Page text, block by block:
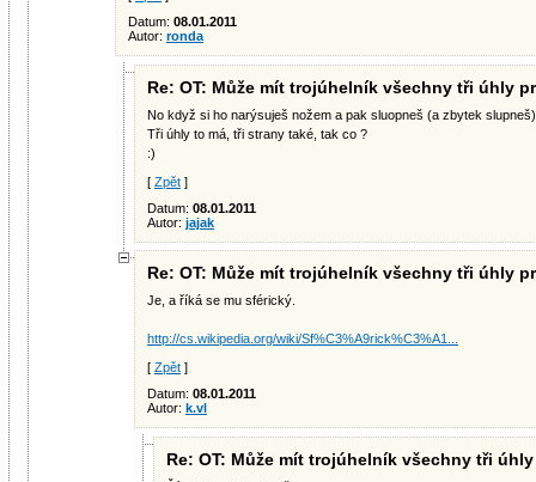
Datum: 08.01.2011
Autor: ronda
Re: OT: Může mít trojúhelník všechny tři úhly
No když si ho narýsuješ nožem a pak sluopneš (a zbytek
Tři úhly to má, tři strany také, tak co ?
:)
[ Zpět ]
Datum: 08.01.2011
Autor: jajak
Re: OT: Může mít trojúhelník všechny tři úhly
Je, a říká se mu sférický.
http://cs.wikipedia.org/wiki/Sf%C3%A9rick%C3%A1...
[ Zpět ]
Datum: 08.01.2011
Autor: k.vl
Re: OT: Může mít trojúhelník všechny tři